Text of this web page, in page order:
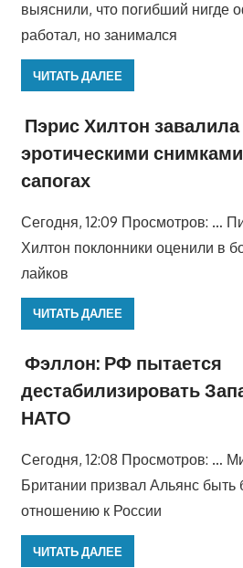
выяснили, что погибший нигде
работал, но занимался
ЧИТАТЬ ДАЛЕЕ
Пэрис Хилтон
эротическими
сапогах
Сегодня, 12:09 Просмотров: …
Хилтон поклонники оценили в
лайков
ЧИТАТЬ ДАЛЕЕ
Фэллон: РФ пытается
дестабилизировать
НАТО
Сегодня, 12:08 Просмотров: …
Британии призвал Альянс быть
отношению к России
ЧИТАТЬ ДАЛЕЕ